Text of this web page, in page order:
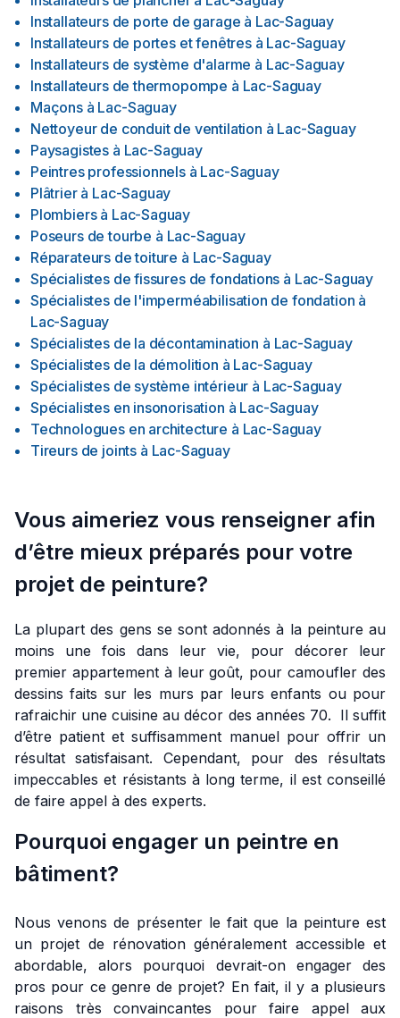
Installateurs de porte de garage à Lac-Saguay
Installateurs de portes et fenêtres à Lac-Saguay
Installateurs de système d'alarme à Lac-Saguay
Installateurs de thermopompe à Lac-Saguay
Maçons à Lac-Saguay
Nettoyeur de conduit de ventilation à Lac-Saguay
Paysagistes à Lac-Saguay
Peintres professionnels à Lac-Saguay
Plâtrier à Lac-Saguay
Plombiers à Lac-Saguay
Poseurs de tourbe à Lac-Saguay
Réparateurs de toiture à Lac-Saguay
Spécialistes de fissures de fondations à Lac-Saguay
Spécialistes de l'imperméabilisation de fondation à
Lac-Saguay
Spécialistes de la décontamination à Lac-Saguay
Spécialistes de la démolition à Lac-Saguay
Spécialistes de système intérieur à Lac-Saguay
Spécialistes en insonorisation à Lac-Saguay
Technologues en architecture à Lac-Saguay
Tireurs de joints à Lac-Saguay
Vous aimeriez vous renseigner afin
d’être mieux préparés pour votre
projet de peinture?
La plupart des gens se sont adonnés à la peinture au
moins une fois dans leur vie, pour décorer leur
premier appartement à leur goût, pour camoufler des
dessins faits sur les murs par leurs enfants ou pour
rafraichir une cuisine au décor des années 70. Il suffit
d’être patient et suffisamment manuel pour offrir un
résultat satisfaisant. Cependant, pour des résultats
impeccables et résistants à long terme, il est conseillé
de faire appel à des experts.
Pourquoi engager un peintre en
bâtiment?
Nous venons de présenter le fait que la peinture est
un projet de rénovation généralement accessible et
abordable, alors pourquoi devrait-on engager des
pros pour ce genre de projet? En fait, il y a plusieurs
raisons très convaincantes pour faire appel aux